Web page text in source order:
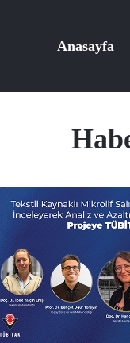
Anasayfa